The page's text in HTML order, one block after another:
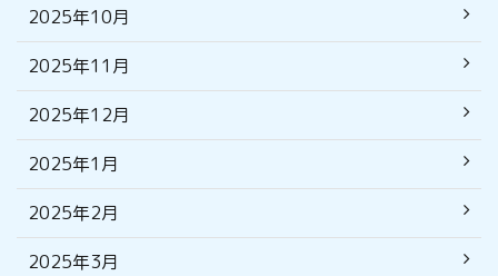
2025年10月
2025年11月
2025年12月
2025年1月
2025年2月
2025年3月